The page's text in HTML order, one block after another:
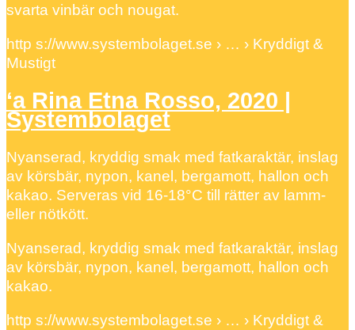
svarta vinbär och nougat.
http s://www.systembolaget.se › … › Kryddigt &
Mustigt
‘a Rina Etna Rosso, 2020 |
Systembolaget
Nyanserad, kryddig smak med fatkaraktär, inslag
av körsbär, nypon, kanel, bergamott, hallon och
kakao. Serveras vid 16-18°C till rätter av lamm-
eller nötkött.
Nyanserad, kryddig smak med fatkaraktär, inslag
av körsbär, nypon, kanel, bergamott, hallon och
kakao.
http s://www.systembolaget.se › … › Kryddigt &